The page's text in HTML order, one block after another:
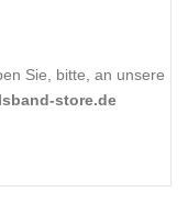
Sie, bitte, an unsere
store.de